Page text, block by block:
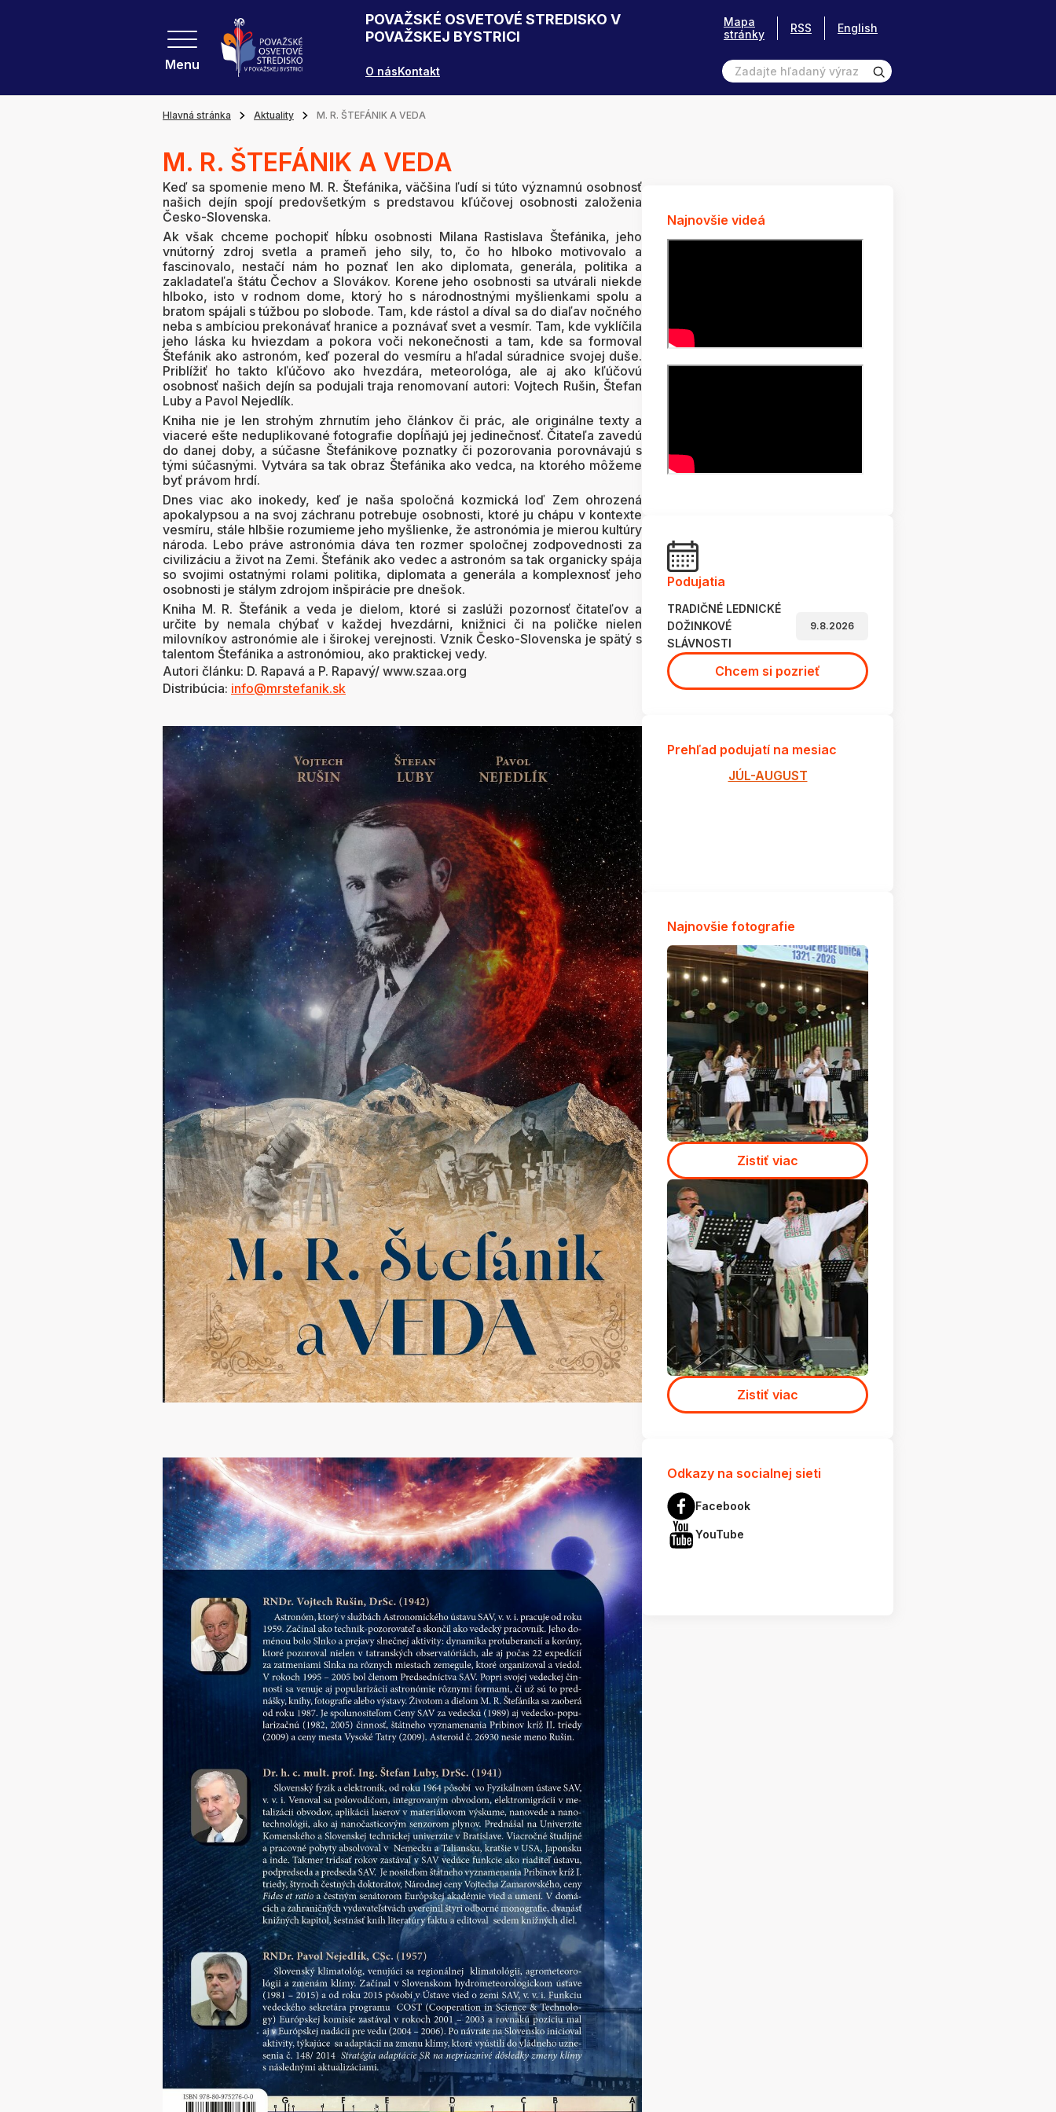
Menu
POVAŽSKÉ OSVETOVÉ STREDISKO V
POVAŽSKEJ BYSTRICI
O násKontakt
Mapa
stránky
RSS English
Hlavná stránka Aktuality M. R. ŠTEFÁNIK A VEDA
M. R. ŠTEFÁNIK A VEDA
Keď sa spomenie meno M. R. Štefánika, väčšina ľudí si túto významnú osobnosť
našich dejín spojí predovšetkým s predstavou kľúčovej osobnosti založenia
Česko-Slovenska.
Ak však chceme pochopiť hĺbku osobnosti Milana Rastislava Štefánika, jeho
vnútorný zdroj svetla a prameň jeho sily, to, čo ho hlboko motivovalo a
fascinovalo, nestačí nám ho poznať len ako diplomata, generála, politika a
zakladateľa štátu Čechov a Slovákov. Korene jeho osobnosti sa utvárali niekde
hlboko, isto v rodnom dome, ktorý ho s národnostnými myšlienkami spolu a
bratom spájali s túžbou po slobode. Tam, kde rástol a díval sa do diaľav nočného
neba s ambíciou prekonávať hranice a poznávať svet a vesmír. Tam, kde vyklíčila
jeho láska ku hviezdam a pokora voči nekonečnosti a tam, kde sa formoval
Štefánik ako astronóm, keď pozeral do vesmíru a hľadal súradnice svojej duše.
Priblížiť ho takto kľúčovo ako hvezdára, meteorológa, ale aj ako kľúčovú
osobnosť našich dejín sa podujali traja renomovaní autori: Vojtech Rušin, Štefan
Luby a Pavol Nejedlík.
Kniha nie je len strohým zhrnutím jeho článkov či prác, ale originálne texty a
viaceré ešte neduplikované fotografie dopĺňajú jej jedinečnosť. Čitateľa zavedú
do danej doby, a súčasne Štefánikove poznatky či pozorovania porovnávajú s
tými súčasnými. Vytvára sa tak obraz Štefánika ako vedca, na ktorého môžeme
byť právom hrdí.
Dnes viac ako inokedy, keď je naša spoločná kozmická loď Zem ohrozená
apokalypsou a na svoj záchranu potrebuje osobnosti, ktoré ju chápu v kontexte
vesmíru, stále hlbšie rozumieme jeho myšlienke, že astronómia je mierou kultúry
národa. Lebo práve astronómia dáva ten rozmer spoločnej zodpovednosti za
civilizáciu a život na Zemi. Štefánik ako vedec a astronóm sa tak organicky spája
so svojimi ostatnými rolami politika, diplomata a generála a komplexnosť jeho
osobnosti je stálym zdrojom inšpirácie pre dnešok.
Kniha M. R. Štefánik a veda je dielom, ktoré si zaslúži pozornosť čitateľov a
určite by nemala chýbať v každej hvezdárni, knižnici či na poličke nielen
milovníkov astronómie ale i širokej verejnosti. Vznik Česko-Slovenska je spätý s
talentom Štefánika a astronómiou, ako praktickej vedy.
Autori článku: D. Rapavá a P. Rapavý/ www.szaa.org
Distribúcia: info@mrstefanik.sk
Najnovšie videá
Podujatia
TRADIČNÉ LEDNICKÉ
DOŽINKOVÉ
SLÁVNOSTI
9.8.2026
Chcem si pozrieť
Prehľad podujatí na mesiac
JÚL-AUGUST
Najnovšie fotografie
Zistiť viac
Zistiť viac
Odkazy na socialnej sieti
Facebook
YouTube